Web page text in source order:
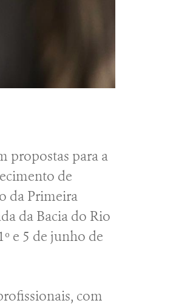
propostas para a
de
da Primeira
da Bacia do Rio
e 5 de junho de
com